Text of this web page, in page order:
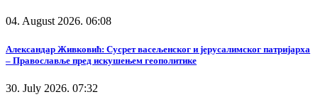
04. August 2026. 06:08
Александар Живковић: Сусрет васељенског и јерусалимског патријарха
– Православље пред искушењем геополитике
30. July 2026. 07:32